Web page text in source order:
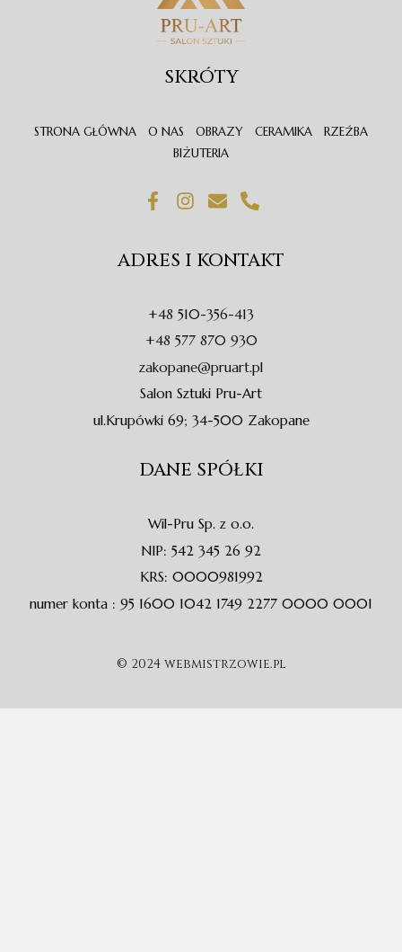
SKRÓTY
STRONA GŁÓWNA O NAS OBRAZY CERAMIKA
RZEŹBA
BIŻUTERIA
F
a
b
k
-
f
I
n
a
r
a
m
E
n
l
p
e
P
h
n
e
a
l
t
ADRES I KONTAKT
+48 510-356-413
+48 577 870 930
zakopane@pruart.pl
Salon Sztuki Pru-Art
ul.Krupówki 69; 34-500 Zakopane
DANE SPÓŁKI
Wil-Pru Sp. z o.o.
NIP: 542 345 26 92
KRS: 0000981992
numer konta : 95 1600 1042 1749 2277 0000 0001
© 2024 webmistrzowie.pl